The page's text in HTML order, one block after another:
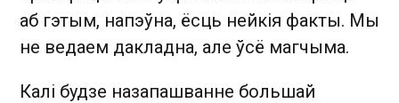
аб гэтым, напэўна, ёсць нейкія факты. Мы
не ведаем дакладна, але ўсё магчыма.
Калі будзе назапашванне большай